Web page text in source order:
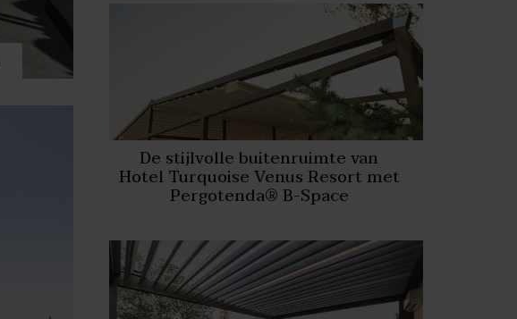
De stijlvolle buitenruimte van
Hotel Turquoise Venus Resort met
Pergotenda® B-Space